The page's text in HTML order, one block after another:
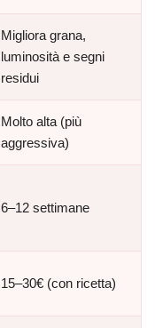
Migliora grana,
luminosità e segni
residui
Molto alta (più
aggressiva)
6–12 settimane
15–30€ (con ricetta)